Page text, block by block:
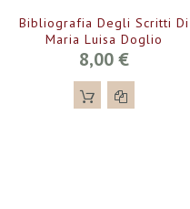
Bibliografia Degli Scritti Di
Maria Luisa Doglio
8,00 €